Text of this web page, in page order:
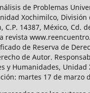
de Problemas
Xochimilco, División
C.P. 14387, México, Cd.
revista
de Reserva de
de Autor.
y Humanidades,
martes 17 de marzo